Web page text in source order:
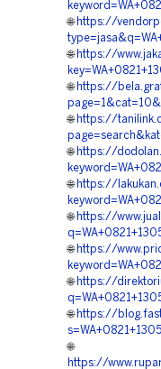
🌐 https://
🌐 https://
🌐 https://
🌐 https://
🌐 https://
🌐 https://
🌐 https://
🌐 https://
🌐 https://
🌐 https://
🌐
https://